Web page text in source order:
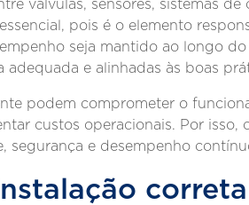
válvulas, sensores, sistemas
pois é o elemento
seja mantido ao longo
e alinhadas às boas
podem comprometer o
custos operacionais. Por isso,
segurança e desempenho